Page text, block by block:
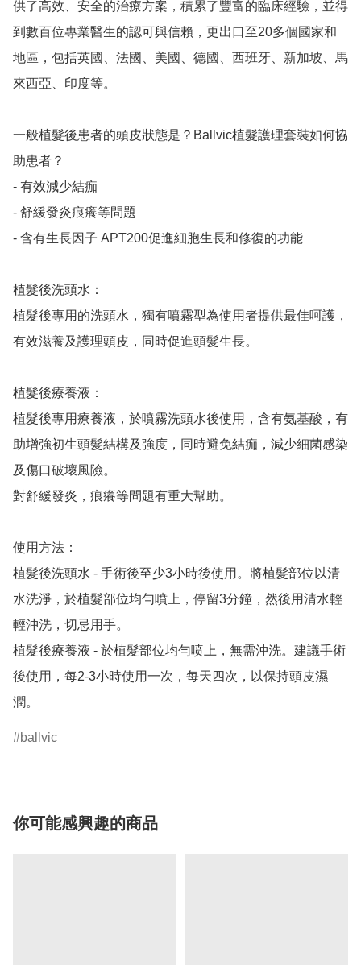
供了高效、安全的治療方案，積累了豐富的臨床經驗，並得
到數百位專業醫生的認可與信賴，更出口至20多個國家和
地區，包括英國、法國、美國、德國、西班牙、新加坡、馬
來西亞、印度等。
一般植髮後患者的頭皮狀態是？Ballvic植髮護理套裝如何協
助患者？
- 有效減少結痂
- 舒緩發炎痕癢等問題
- 含有生長因子 APT200促進細胞生長和修復的功能
植髮後洗頭水：
植髮後專用的洗頭水，獨有噴霧型為使用者提供最佳呵護，
有效滋養及護理頭皮，同時促進頭髮生長。
植髮後療養液：
植髮後專用療養液，於噴霧洗頭水後使用，含有氨基酸，有
助增強初生頭髮結構及強度，同時避免結痂，減少細菌感染
及傷口破壞風險。
對舒緩發炎，痕癢等問題有重大幫助。
使用方法：
植髮後洗頭水 - 手術後至少3小時後使用。將植髮部位以清
水洗淨，於植髮部位均勻噴上，停留3分鐘，然後用清水輕
輕沖洗，切忌用手。
植髮後療養液 - 於植髮部位均勻喷上，無需沖洗。建議手術
後使用，每2-3小時使用一次，每天四次，以保持頭皮濕
潤。
ballvic
你可能感興趣的商品